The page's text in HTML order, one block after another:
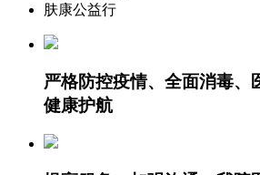
肤康公益行
严格防控疫情、全面消毒、
健康护航